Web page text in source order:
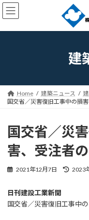
コ
ン
ン
ナ
ビ
ー
建
Home 建築ニュース
国交省／災害復旧工事中の損
国交省／災
害、受注者
2021年12月7日
最
日
2023
日刊建設工業新聞
国交省／災害復旧工事中